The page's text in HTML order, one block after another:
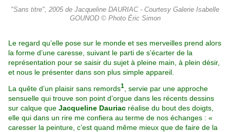
"Sans titre", 2005 de Jacqueline DAURIAC - Courtesy Galerie Isabelle
GOUNOD © Photo Éric Simon
Le regard qu’elle pose sur le monde et ses merveilles prend alors
la forme d’une caresse, suivant le parti de s’écarter de la
représentation pour se saisir du sujet à pleine main, à plein désir,
et nous le présenter dans son plus simple appareil.
La quête d’un plaisir sans remords1
, servie par une approche
sensuelle qui trouve son point d’orgue dans les récents dessins
sur calque que Jacqueline Dauriac réalise du bout des doigts,
elle qui dans un rire me confiera au terme de nos échanges : «
caresser la peinture, c’est quand même mieux que de faire de la